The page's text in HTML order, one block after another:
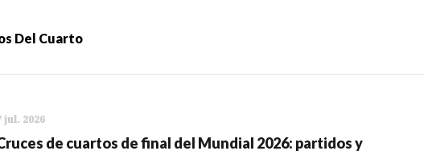
SERIES
Del Cuarto
jul. 2026
de cuartos de final del Mundial 2026: partidos y